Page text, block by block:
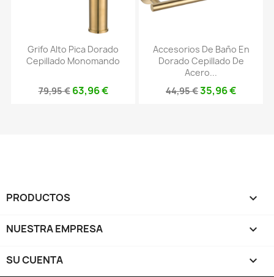
Grifo Alto Pica Dorado
Cepillado Monomando
79,95 € 63,96 €
Accesorios De Baño En
Dorado Cepillado De
Acero...
44,95 €35,96 €
PRODUCTOS 
NUESTRA EMPRESA 
SU CUENTA 